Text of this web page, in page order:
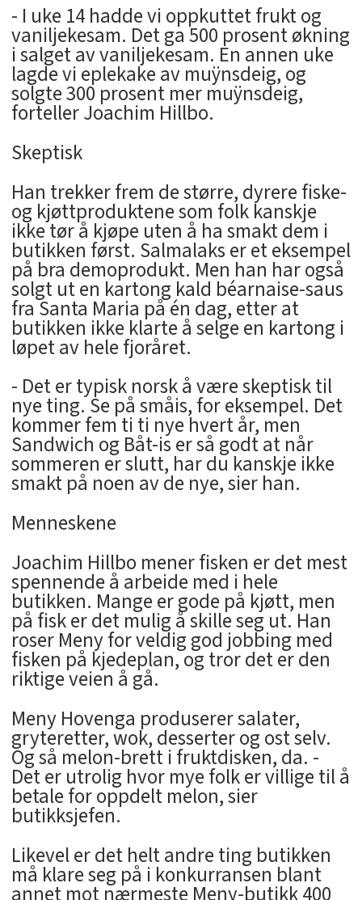
- I uke 14 hadde vi oppkuttet frukt og
vaniljekesam. Det ga 500 prosent økning
i salget av vaniljekesam. En annen uke
lagde vi eplekake av muÿnsdeig, og
solgte 300 prosent mer muÿnsdeig,
forteller Joachim Hillbo.
Skeptisk
Han trekker frem de større, dyrere fiske-
og kjøttproduktene som folk kanskje
ikke tør å kjøpe uten å ha smakt dem i
butikken først. Salmalaks er et eksempel
på bra demoprodukt. Men han har også
solgt ut en kartong kald béarnaise-saus
fra Santa Maria på én dag, etter at
butikken ikke klarte å selge en kartong i
løpet av hele fjoråret.
- Det er typisk norsk å være skeptisk til
nye ting. Se på småis, for eksempel. Det
kommer fem ti ti nye hvert år, men
Sandwich og Båt-is er så godt at når
sommeren er slutt, har du kanskje ikke
smakt på noen av de nye, sier han.
Menneskene
Joachim Hillbo mener fisken er det mest
spennende å arbeide med i hele
butikken. Mange er gode på kjøtt, men
på fisk er det mulig å skille seg ut. Han
roser Meny for veldig god jobbing med
fisken på kjedeplan, og tror det er den
riktige veien å gå.
Meny Hovenga produserer salater,
gryteretter, wok, desserter og ost selv.
Og så melon-brett i fruktdisken, da. -
Det er utrolig hvor mye folk er villige til å
betale for oppdelt melon, sier
butikksjefen.
Likevel er det helt andre ting butikken
må klare seg på i konkurransen blant